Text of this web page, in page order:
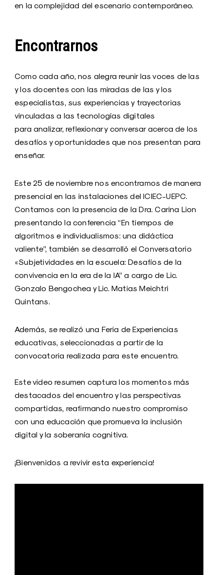
en la complejidad del escenario contemporáneo.
Encontrarnos
Como cada año, nos alegra reunir las voces de las
y los docentes con las miradas de las y los
especialistas, sus experiencias y trayectorias
vinculadas a las tecnologías digitales
para analizar, reflexionar y conversar acerca de los
desafíos y oportunidades que nos presentan para
enseñar.
Este 25 de noviembre nos encontramos de manera
presencial en las instalaciones del ICIEC-UEPC.
Contamos con la presencia de la Dra. Carina Lion
presentando la conferencia “En tiempos de
algoritmos e individualismos: una didáctica
valiente”, también se desarrolló el Conversatorio
«Subjetividades en la escuela: Desafíos de la
convivencia en la era de la IA” a cargo de Lic.
Gonzalo Bengochea y Lic. Matias Meichtri
Quintans.
Además, se realizó una Feria de Experiencias
educativas, seleccionadas a partir de la
convocatoria realizada para este encuentro.
Este video resumen captura los momentos más
destacados del encuentro y las perspectivas
compartidas, reafirmando nuestro compromiso
con una educación que promueva la inclusión
digital y la soberanía cognitiva.
¡Bienvenidos a revivir esta experiencia!